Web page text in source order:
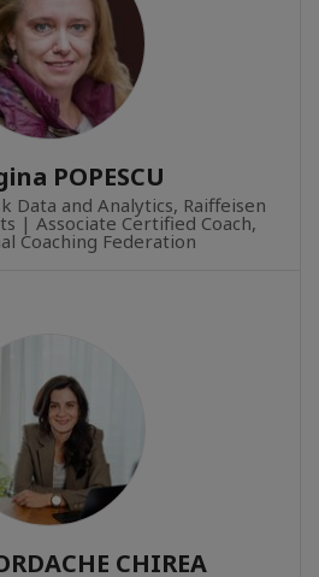
POPESCU
Data and Analytics, Raiffeisen
| Associate Certified Coach,
Coaching Federation
CHIREA